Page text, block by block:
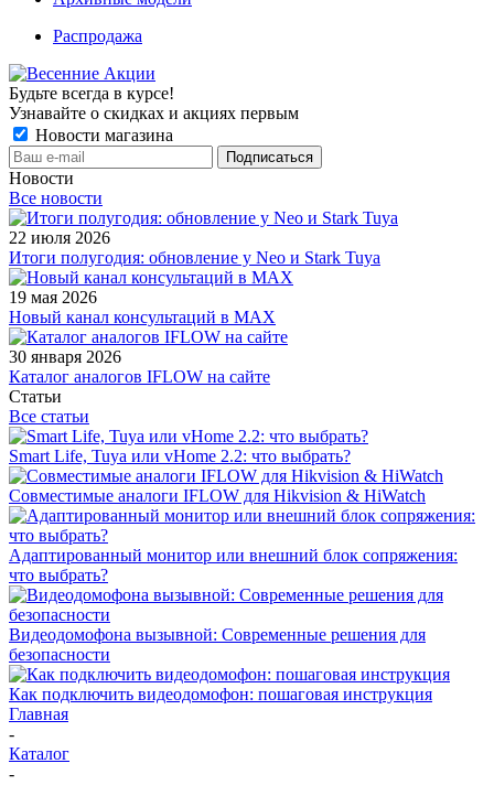
Распродажа
Будьте всегда в курсе!
Узнавайте о скидках и акциях первым
Новости магазина
Новости
Все новости
22 июля 2026
Итоги полугодия: обновление у Neo и Stark Tuya
19 мая 2026
Новый канал консультаций в MAX
30 января 2026
Каталог аналогов IFLOW на сайте
Статьи
Все статьи
Smart Life, Tuya или vHome 2.2: что выбрать?
Совместимые аналоги IFLOW для Hikvision & HiWatch
Адаптированный монитор или внешний блок сопряжения:
что выбрать?
Видеодомофона вызывной: Современные решения для
безопасности
Как подключить видеодомофон: пошаговая инструкция
Главная
-
Каталог
-